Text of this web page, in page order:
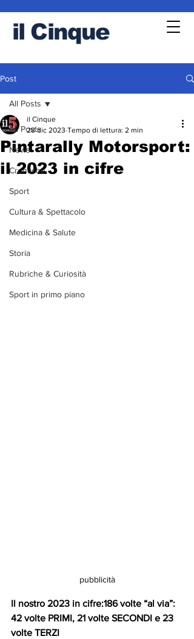
il Cinque
Post
All Posts
News
Cronache
Sport
Cultura & Spettacolo
Medicina & Salute
Storia
Rubriche & Curiosità
Sport in primo piano
All Posts
Pintarally Motorsport:
il 2023 in cifre
il Cinque
28 dic 2023 Tempo di lettura: 2 min
pubblicità
Il nostro 2023 in cifre:186 volte “al via”:
42 volte PRIMI, 21 volte SECONDI e 23
volte TERZI